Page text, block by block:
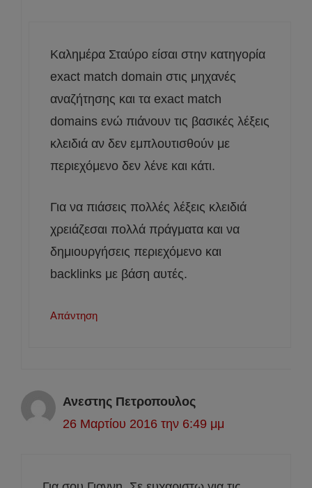
Καλημέρα Σταύρο είσαι στην κατηγορία
exact match domain στις μηχανές
αναζήτησης και τα exact match
domains ενώ πιάνουν τις βασικές λέξεις
κλειδιά αν δεν εμπλουτισθούν με
περιεχόμενο δεν λένε και κάτι.
Για να πιάσεις πολλές λέξεις κλειδιά
χρειάζεσαι πολλά πράγματα και να
δημιουργήσεις περιεχόμενο και
backlinks με βάση αυτές.
Απάντηση
Ανεστης Πετροπουλος
26 Μαρτίου 2016 την 6:49 μμ